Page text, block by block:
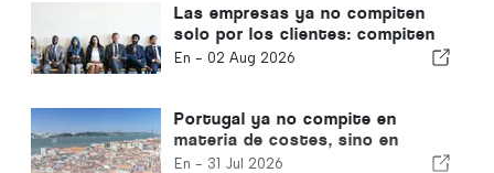
Las empresas ya no compiten
solo por los clientes: compiten
por el talento.
En - 02 Aug 2026
Portugal ya no compite en
materia de costes, sino en
materia de ecosistemas
En - 31 Jul 2026